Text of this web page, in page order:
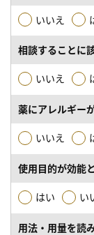
いいえ
相談することに
いいえ
薬にアレルギー
いいえ
使用目的が効能
はい い
用法・用量を読